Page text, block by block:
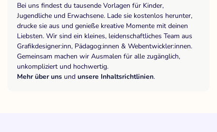
Bei uns findest du tausende Vorlagen für Kinder,
Jugendliche und Erwachsene. Lade sie kostenlos herunter,
drucke sie aus und genieße kreative Momente mit deinen
Liebsten. Wir sind ein kleines, leidenschaftliches Team aus
Grafikdesigner:inn, Pädagog:innen & Webentwickler:innen.
Gemeinsam machen wir Ausmalen für alle zugänglich,
unkompliziert und hochwertig.
Mehr über uns und unsere Inhaltsrichtlinien.